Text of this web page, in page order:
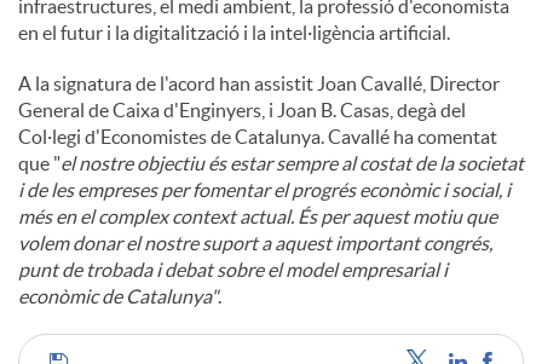
infraestructures, el medi ambient, la professió d'economista
en el futur i la digitalització i la intel·ligència artificial.
A la signatura de l'acord han assistit Joan Cavallé, Director
General de Caixa d'Enginyers, i Joan B. Casas, degà del
Col·legi d'Economistes de Catalunya. Cavallé ha comentat
que "el nostre objectiu és estar sempre al costat de la societat
i de les empreses per fomentar el progrés econòmic i social, i
més en el complex context actual. És per aquest motiu que
volem donar el nostre suport a aquest important congrés,
punt de trobada i debat sobre el model empresarial i
econòmic de Catalunya".